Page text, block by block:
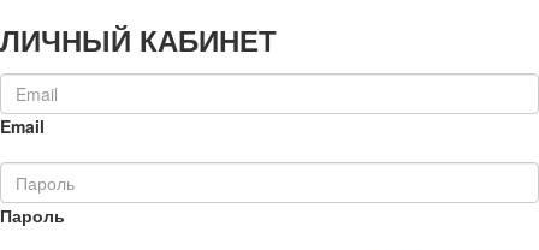
ЛИЧНЫЙ КАБИНЕТ
Email
Пароль